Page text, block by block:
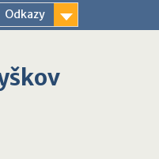
Odkazy